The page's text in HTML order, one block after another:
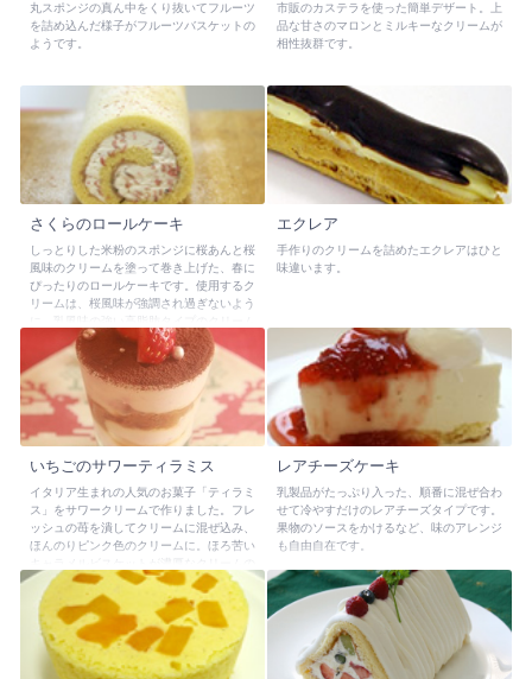
丸スポンジの真ん中をくり抜いてフルーツ
を詰め込んだ様子がフルーツバスケットの
ようです。
市販のカステラを使った簡単デザート。上
品な甘さのマロンとミルキーなクリームが
相性抜群です。
さくらのロールケーキ
しっとりした米粉のスポンジに桜あんと桜
風味のクリームを塗って巻き上げた、春に
ぴったりのロールケーキです。使用するク
リームは、桜風味が強調され過ぎないよう
がおすすめです。
エクレア
手作りのクリームを詰めたエクレアはひと
味違います。
いちごのサワーティラミス
イタリア生まれの人気のお菓子「ティラミ
ス」をサワークリームで作りました。フレ
ッシュの苺を潰してクリームに混ぜ込み、
ほんのりピンク色のクリームに。ほろ苦い
味を引き立てます。
レアチーズケーキ
乳製品がたっぷり入った、順番に混ぜ合わ
せて冷やすだけのレアチーズタイプです。
果物のソースをかけるなど、味のアレンジ
も自由自在です。